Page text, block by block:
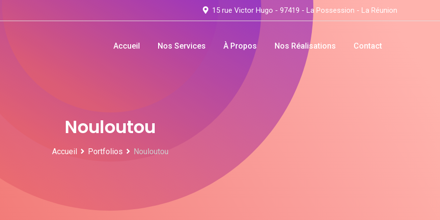
15 rue Victor Hugo - 97419 - La Possession - La Réunion
Accueil Nos Services À Propos Nos Réalisations Contact
Nouloutou
Accueil Portfolios Nouloutou